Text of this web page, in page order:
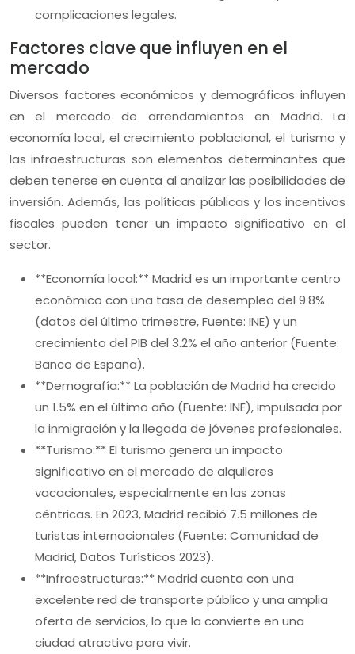
complicaciones legales.
Factores clave que influyen en el
mercado
Diversos factores económicos y demográficos influyen
en el mercado de arrendamientos en Madrid. La
economía local, el crecimiento poblacional, el turismo y
las infraestructuras son elementos determinantes que
deben tenerse en cuenta al analizar las posibilidades de
inversión. Además, las políticas públicas y los incentivos
fiscales pueden tener un impacto significativo en el
sector.
**Economía local:** Madrid es un importante centro
económico con una tasa de desempleo del 9.8%
(datos del último trimestre, Fuente: INE) y un
crecimiento del PIB del 3.2% el año anterior (Fuente:
Banco de España).
**Demografía:** La población de Madrid ha crecido
un 1.5% en el último año (Fuente: INE), impulsada por
la inmigración y la llegada de jóvenes profesionales.
**Turismo:** El turismo genera un impacto
significativo en el mercado de alquileres
vacacionales, especialmente en las zonas
céntricas. En 2023, Madrid recibió 7.5 millones de
turistas internacionales (Fuente: Comunidad de
Madrid, Datos Turísticos 2023).
**Infraestructuras:** Madrid cuenta con una
excelente red de transporte público y una amplia
oferta de servicios, lo que la convierte en una
ciudad atractiva para vivir.